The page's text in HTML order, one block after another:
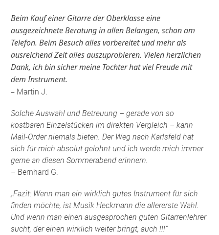
Beim Kauf einer Gitarre der Oberklasse eine
ausgezeichnete Beratung in allen Belangen, schon am
Telefon. Beim Besuch alles vorbereitet und mehr als
ausreichend Zeit alles auszuprobieren. Vielen herzlichen
Dank, ich bin sicher meine Tochter hat viel Freude mit
dem Instrument.
– Martin J.
Solche Auswahl und Betreuung – gerade von so
kostbaren Einzelstücken im direkten Vergleich – kann
Mail-Order niemals bieten. Der Weg nach Karlsfeld hat
sich für mich absolut gelohnt und ich werde mich immer
gerne an diesen Sommerabend erinnern.
– Bernhard G.
„Fazit: Wenn man ein wirklich gutes Instrument für sich
finden möchte, ist Musik Heckmann die allererste Wahl.
Und wenn man einen ausgesprochen guten Gitarrenlehrer
sucht, der einen wirklich weiter bringt, auch !!!“